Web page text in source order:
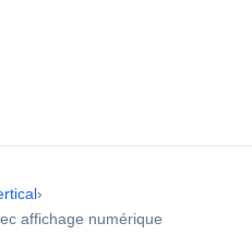
›
affichage numérique